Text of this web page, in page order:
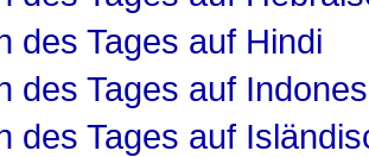
des Tages auf Hindi
des Tages auf
des Tages auf